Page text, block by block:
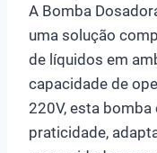
A Bomba
uma solução
de líquidos em
capacidade de
220V, esta
praticidade,